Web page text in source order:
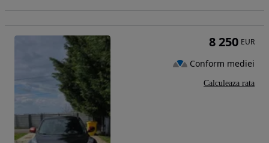
8 250 EUR
Conform mediei
Calculeaza rata